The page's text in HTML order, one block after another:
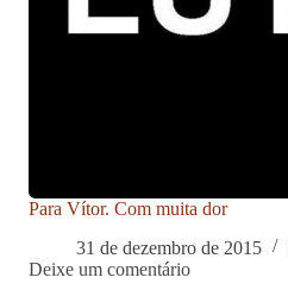
Para Vítor. Com muita dor
31 de dezembro de 2015
Deixe um comentário